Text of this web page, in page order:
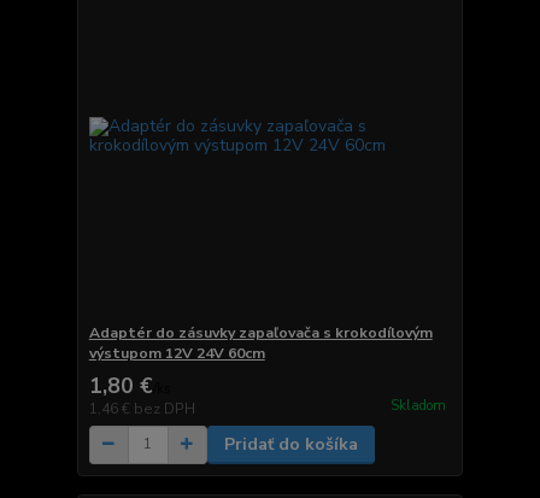
Adaptér do zásuvky zapaľovača s krokodílovým
výstupom 12V 24V 60cm
1,80 €
1,46 € bez DPH Skladom
Pridať do košíka